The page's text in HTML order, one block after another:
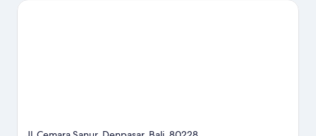
acuático Waterbom Bali y Parque Safari y Marino de Bali. En la